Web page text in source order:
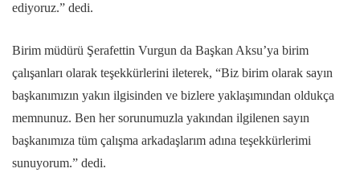
ediyoruz.” dedi.
Birim müdürü Şerafettin Vurgun da Başkan Aksu’ya birim
çalışanları olarak teşekkürlerini ileterek, “Biz birim olarak sayın
başkanımızın yakın ilgisinden ve bizlere yaklaşımından oldukça
memnunuz. Ben her sorunumuzla yakından ilgilenen sayın
başkanımıza tüm çalışma arkadaşlarım adına teşekkürlerimi
sunuyorum.” dedi.